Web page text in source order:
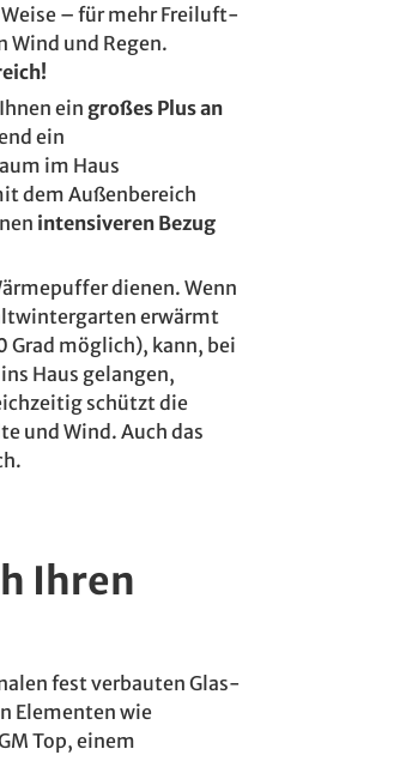
– für mehr Freiluft-
Wind und Regen.
ein großes Plus an
ein
im Haus
dem Außenbereich
intensiveren Bezug
dienen. Wenn
erwärmt
Grad möglich), kann, bei
Haus gelangen,
schützt die
und Wind. Auch das
Ihren
fest verbauten Glas-
Elementen wie
Top, einem